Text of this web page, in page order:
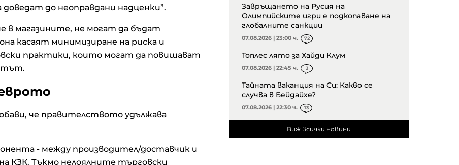
до неоправдани надценки”.
в магазините, не могат да бъдат
касаят минимизиране на риска и
практики, които могат да повишават
че правителството удължава
- между производител/доставчик и
КЗК. Тъкмо нелоялните търговски
Завръщането на Русия на
Олимпийските игри е подкопаване на
глобалните санкции
07.08.2026 | 23:00 ч. 72
Топлес лято за Хайди Клум
07.08.2026 | 22:45 ч. 3
Тайната ваканция на Си: Какво се
случва в Бейдайхе?
07.08.2026 | 22:30 ч. 13
Виж всички новини